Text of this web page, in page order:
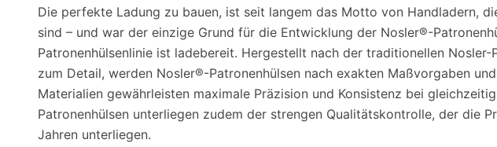
Die perfekte Ladung zu bauen, ist seit langem das Motto von Handladern,
sind – und war der einzige Grund für die Entwicklung der Nosler®-
Patronenhülsenlinie ist ladebereit. Hergestellt nach der traditionellen
zum Detail, werden Nosler®-Patronenhülsen nach exakten Maßvorgaben
Materialien gewährleisten maximale Präzision und Konsistenz bei
Patronenhülsen unterliegen zudem der strengen Qualitätskontrolle, der die
Jahren unterliegen.